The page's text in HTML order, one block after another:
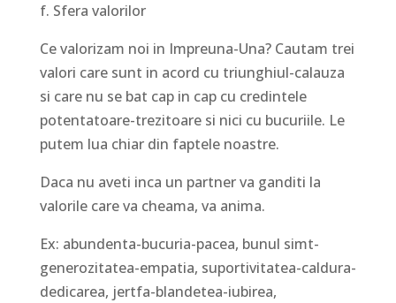
f. Sfera valorilor
Ce valorizam noi in Impreuna-Una? Cautam trei
valori care sunt in acord cu triunghiul-calauza
si care nu se bat cap in cap cu credintele
potentatoare-trezitoare si nici cu bucuriile. Le
putem lua chiar din faptele noastre.
Daca nu aveti inca un partner va ganditi la
valorile care va cheama, va anima.
Ex: abundenta-bucuria-pacea, bunul simt-
generozitatea-empatia, suportivitatea-caldura-
dedicarea, jertfa-blandetea-iubirea,